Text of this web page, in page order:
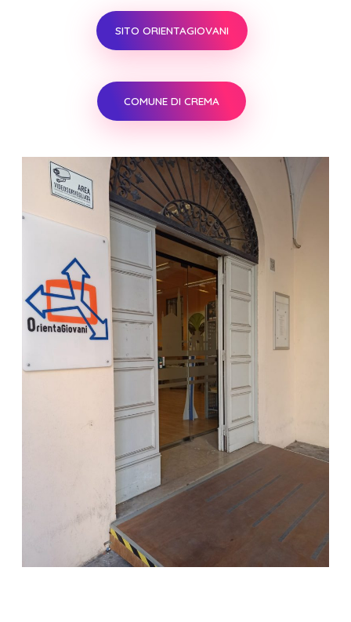
SITO ORIENTAGIOVANI
COMUNE DI CREMA